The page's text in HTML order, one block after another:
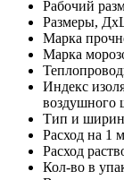
Рабочий
Размеры,
Марка
Марка
Индекс
воздушного
Тип и
Расход на 1
Расход
Кол-во в